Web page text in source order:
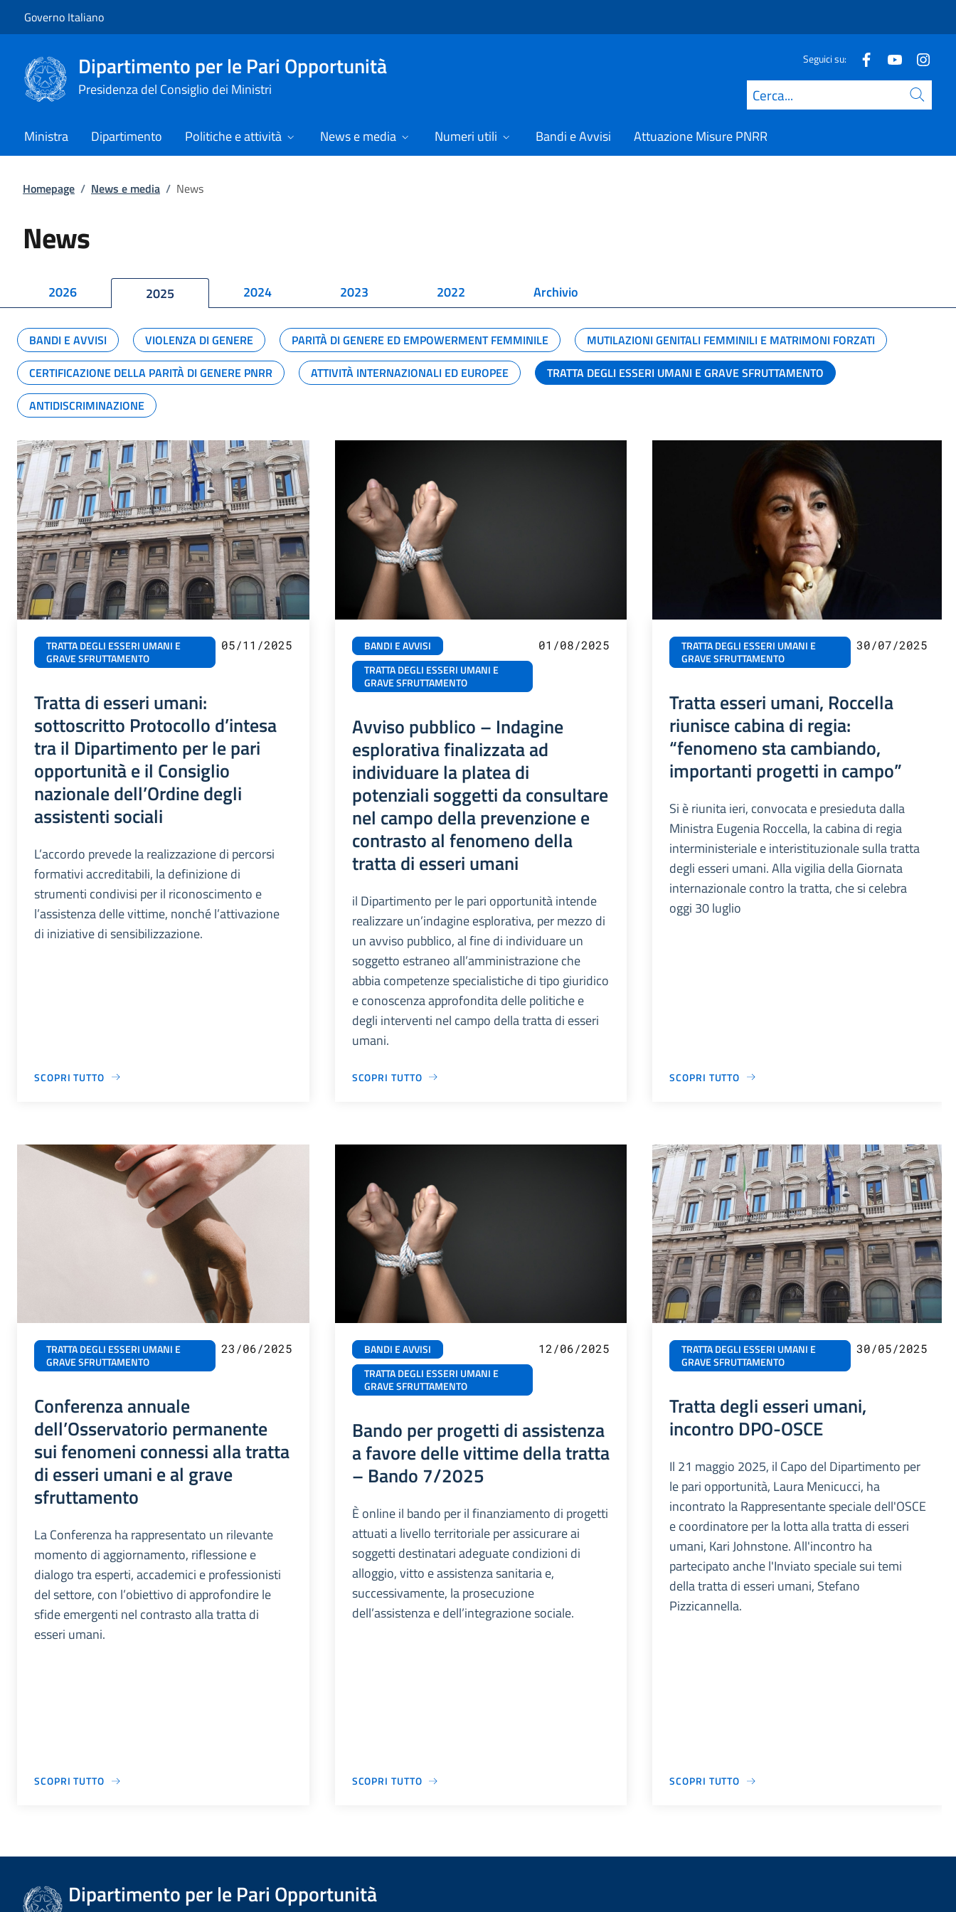
Governo Italiano
Dipartimento per le Pari Opportunità
Presidenza del Consiglio dei Ministri
Seguici su:
Cerca
Ministra Dipartimento Politiche e attività News e media Numeri utili Bandi e Avvisi Attuazione Misure PNRR
Homepage / News e media / News
News
2026 2025 2024 2023 2022 Archivio
BANDI E AVVISI VIOLENZA DI GENERE PARITÀ DI GENERE ED EMPOWERMENT FEMMINILE
MUTILAZIONI GENITALI FEMMINILI E MATRIMONI FORZATI
CERTIFICAZIONE DELLA PARITÀ DI GENERE PNRR
ATTIVITÀ INTERNAZIONALI ED EUROPEE
TRATTA DEGLI ESSERI UMANI E GRAVE SFRUTTAMENTO
ANTIDISCRIMINAZIONE
TRATTA DEGLI ESSERI UMANI E
GRAVE SFRUTTAMENTO
05/11/2025
Tratta di esseri umani:
sottoscritto Protocollo d’intesa
tra il Dipartimento per le pari
opportunità e il Consiglio
nazionale dell’Ordine degli
assistenti sociali
L’accordo prevede la realizzazione di percorsi
formativi accreditabili, la definizione di
strumenti condivisi per il riconoscimento e
l’assistenza delle vittime, nonché l’attivazione
di iniziative di sensibilizzazione.
SCOPRI TUTTO
BANDI E AVVISI
TRATTA DEGLI ESSERI UMANI E
GRAVE SFRUTTAMENTO
01/08/2025
Avviso pubblico – Indagine
esplorativa finalizzata ad
individuare la platea di
potenziali soggetti da consultare
nel campo della prevenzione e
contrasto al fenomeno della
tratta di esseri umani
il Dipartimento per le pari opportunità intende
realizzare un’indagine esplorativa, per mezzo di
un avviso pubblico, al fine di individuare un
soggetto estraneo all’amministrazione che
abbia competenze specialistiche di tipo giuridico
e conoscenza approfondita delle politiche e
degli interventi nel campo della tratta di esseri
umani.
SCOPRI TUTTO
TRATTA DEGLI ESSERI UMANI E
GRAVE SFRUTTAMENTO
30/07/2025
Tratta esseri umani, Roccella
riunisce cabina di regia:
“fenomeno sta cambiando,
importanti progetti in campo”
Si è riunita ieri, convocata e presieduta dalla
Ministra Eugenia Roccella, la cabina di regia
interministeriale e interistituzionale sulla tratta
degli esseri umani. Alla vigilia della Giornata
internazionale contro la tratta, che si celebra
oggi 30 luglio
SCOPRI TUTTO
TRATTA DEGLI ESSERI UMANI E
GRAVE SFRUTTAMENTO
23/06/2025
Conferenza annuale
dell’Osservatorio permanente
sui fenomeni connessi alla tratta
di esseri umani e al grave
sfruttamento
La Conferenza ha rappresentato un rilevante
momento di aggiornamento, riflessione e
dialogo tra esperti, accademici e professionisti
del settore, con l’obiettivo di approfondire le
sfide emergenti nel contrasto alla tratta di
esseri umani.
SCOPRI TUTTO
BANDI E AVVISI
TRATTA DEGLI ESSERI UMANI E
GRAVE SFRUTTAMENTO
12/06/2025
Bando per progetti di assistenza
a favore delle vittime della tratta
– Bando 7/2025
È online il bando per il finanziamento di progetti
attuati a livello territoriale per assicurare ai
soggetti destinatari adeguate condizioni di
alloggio, vitto e assistenza sanitaria e,
successivamente, la prosecuzione
dell’assistenza e dell’integrazione sociale.
SCOPRI TUTTO
TRATTA DEGLI ESSERI UMANI E
GRAVE SFRUTTAMENTO
30/05/2025
Tratta degli esseri umani,
incontro DPO-OSCE
Il 21 maggio 2025, il Capo del Dipartimento per
le pari opportunità, Laura Menicucci, ha
incontrato la Rappresentante speciale dell'OSCE
e coordinatore per la lotta alla tratta di esseri
umani, Kari Johnstone. All'incontro ha
partecipato anche l'Inviato speciale sui temi
della tratta di esseri umani, Stefano
Pizzicannella.
SCOPRI TUTTO
Dipartimento per le Pari Opportunità